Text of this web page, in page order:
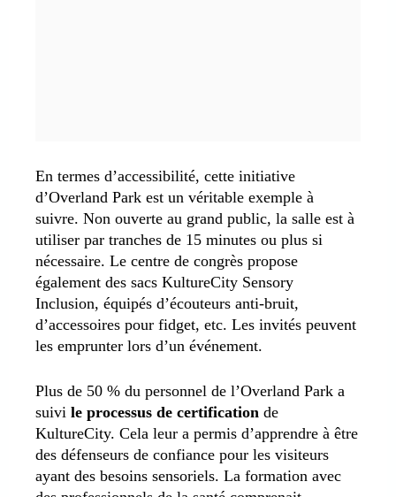
En termes d’accessibilité, cette initiative
d’Overland Park est un véritable exemple à
suivre. Non ouverte au grand public, la salle est à
utiliser par tranches de 15 minutes ou plus si
nécessaire. Le centre de congrès propose
également des sacs KultureCity Sensory
Inclusion, équipés d’écouteurs anti-bruit,
d’accessoires pour fidget, etc. Les invités peuvent
les emprunter lors d’un événement.
Plus de 50 % du personnel de l’Overland Park a
suivi le processus de certification de
KultureCity. Cela leur a permis d’apprendre à être
des défenseurs de confiance pour les visiteurs
ayant des besoins sensoriels. La formation avec